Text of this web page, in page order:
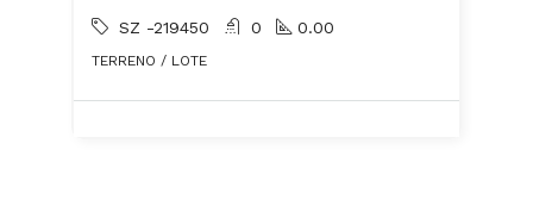
SZ -219450 0 0.00
TERRENO / LOTE